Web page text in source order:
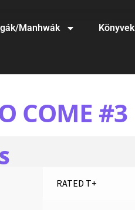
Manhwák Könyvek
COME #3
RATED T+